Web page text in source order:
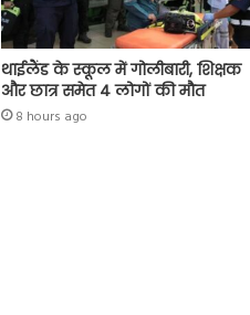
थाईलैंड के स्कूल में गोलीबारी, शिक्षक
और छात्र समेत 4 लोगों की मौत
8 hours ago